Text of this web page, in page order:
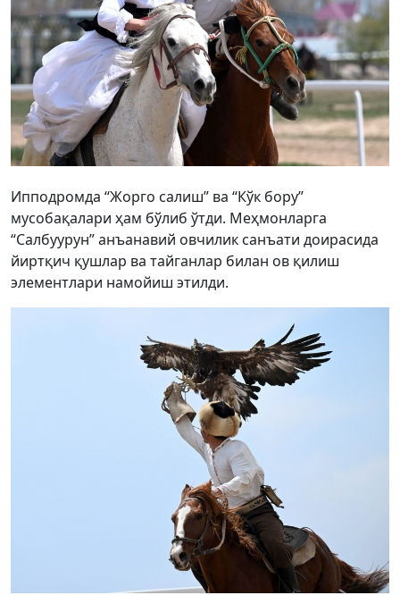
Ипподромда “Жорго салиш” ва “Кўк бору”
мусобақалари ҳам бўлиб ўтди. Меҳмонларга
“Салбуурун” анъанавий овчилик санъати доирасида
йиртқич қушлар ва тайганлар билан ов қилиш
элементлари намойиш этилди.